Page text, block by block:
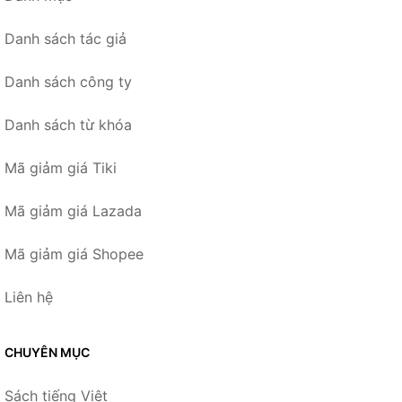
Danh sách tác giả
Danh sách công ty
Danh sách từ khóa
Mã giảm giá Tiki
Mã giảm giá Lazada
Mã giảm giá Shopee
Liên hệ
CHUYÊN MỤC
Sách tiếng Việt